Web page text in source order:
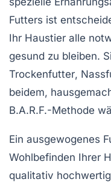
Futters ist
Ihr Haustier alle
gesund zu bleiben.
Trockenfutter,
beidem,
B.A.R.F.-Methode
Ein ausgewogenes
Wohlbefinden Ihrer
qualitativ